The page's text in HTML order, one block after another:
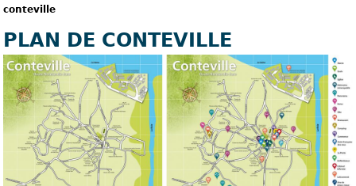
conteville
PLAN DE CONTEVILLE